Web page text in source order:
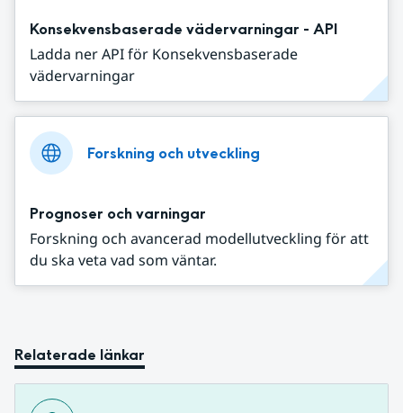
Konsekvensbaserade vädervarningar - API
Ladda ner API för Konsekvensbaserade
vädervarningar
Forskning och utveckling
Prognoser och varningar
Forskning och avancerad modellutveckling för att
du ska veta vad som väntar.
Relaterade länkar